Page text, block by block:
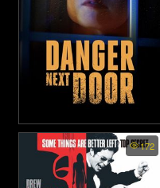
Danger Next Door (2021)
172